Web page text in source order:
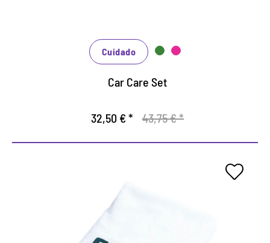
envejecimiento temprano y el desgaste.
Cuidado
Car Care Set
32,50 € * 43,75 € *
Paño de pulido práctico